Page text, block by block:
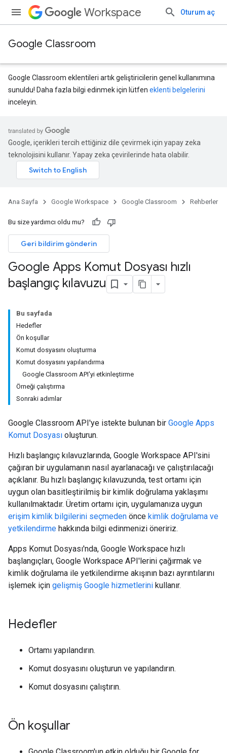
Workspace Oturum aç
Google Classroom
Google Classroom eklentileri artık geliştiricilerin genel kullanımına
sunuldu! Daha fazla bilgi edinmek için lütfen eklenti belgelerini
inceleyin.
Google, içerikleri tercih ettiğiniz dile çevirmek için yapay zeka
teknolojisini kullanır. Yapay zeka çevirilerinde hata olabilir.
Ana Sayfa Google Workspace Google Classroom Rehberler
Bu size yardımcı oldu mu?
Geri bildirim gönderin
Google Apps Komut Dosyası hızlı
başlangıç kılavuzu
Bu sayfada
Hedefler
Ön koşullar
Komut dosyasını oluşturma
Komut dosyasını yapılandırma
Google Classroom API'yi etkinleştirme
Örneği çalıştırma
Sonraki adımlar
Google Classroom API'ye istekte bulunan bir Google Apps
Komut Dosyası oluşturun.
Hızlı başlangıç kılavuzlarında, Google Workspace API'sini
çağıran bir uygulamanın nasıl ayarlanacağı ve çalıştırılacağı
açıklanır. Bu hızlı başlangıç kılavuzunda, test ortamı için
uygun olan basitleştirilmiş bir kimlik doğrulama yaklaşımı
kullanılmaktadır. Üretim ortamı için, uygulamanıza uygun
erişim kimlik bilgilerini seçmeden önce kimlik doğrulama ve
yetkilendirme hakkında bilgi edinmenizi öneririz.
Apps Komut Dosyası'nda, Google Workspace hızlı
başlangıçları, Google Workspace API'lerini çağırmak ve
kimlik doğrulama ile yetkilendirme akışının bazı ayrıntılarını
işlemek için gelişmiş Google hizmetlerini kullanır.
Hedefler
Ortamı yapılandırın.
Komut dosyasını oluşturun ve yapılandırın.
Komut dosyasını çalıştırın.
Ön koşullar